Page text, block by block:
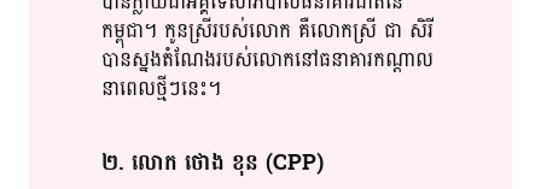
កម្ពុជា​​។​​ កូនស្រី​របស់​​លោក​​ គឺ​លោកស្រី​ ជា​​ សិរី​
បាន​​ស្នង​​តំណែង​​របស់​​លោក​​នៅ​​ធនាគារ​កណ្តាល​
នា​ពេល​​ថ្មី​ៗ​​នេះ​​​។​​
២​. លោក​ ថោង​ ខុន​​ (CPP)